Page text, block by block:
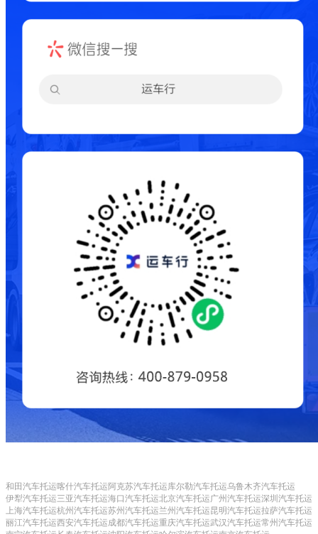
和田汽车托运喀什汽车托运阿克苏汽车托运库尔勒汽车托运乌鲁木齐汽车托运
伊犁汽车托运三亚汽车托运海口汽车托运北京汽车托运广州汽车托运深圳汽车托运
上海汽车托运杭州汽车托运苏州汽车托运兰州汽车托运昆明汽车托运拉萨汽车托运
丽江汽车托运西安汽车托运成都汽车托运重庆汽车托运武汉汽车托运常州汽车托运